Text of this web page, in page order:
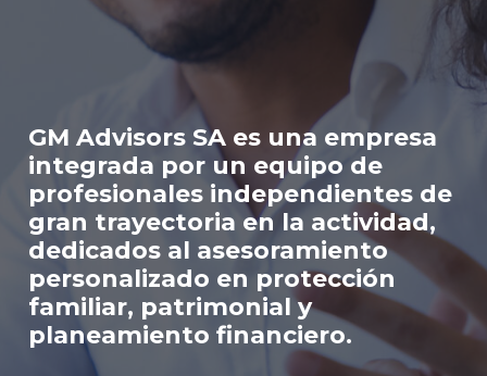
GM Advisors SA es una empresa
integrada por un equipo de
profesionales independientes de
gran trayectoria en la actividad,
dedicados al asesoramiento
personalizado en protección
familiar, patrimonial y
planeamiento financiero.